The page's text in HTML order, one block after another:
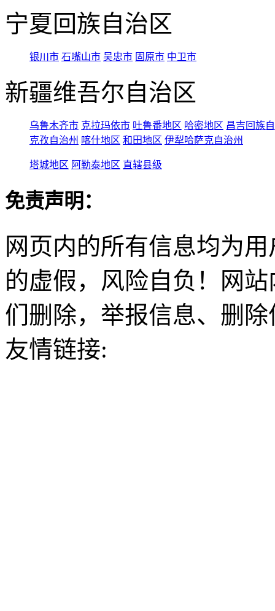
宁夏回族自治区
银川市 石嘴山市 吴忠市 固原市 中卫市
新疆维吾尔自治区
乌鲁木齐市 克拉玛依市 吐鲁番地区 哈密地区 昌吉回族
克孜自治州 喀什地区 和田地区 伊犁哈萨克自治州
塔城地区 阿勒泰地区 直辖县级
免责声明：
网页内的所有信息均为
的虚假，风险自负！网
们删除，举报信息、删
友情链接: